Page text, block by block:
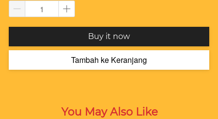
`Buy it now
`
Tambah ke Keranjang
You May Also Like